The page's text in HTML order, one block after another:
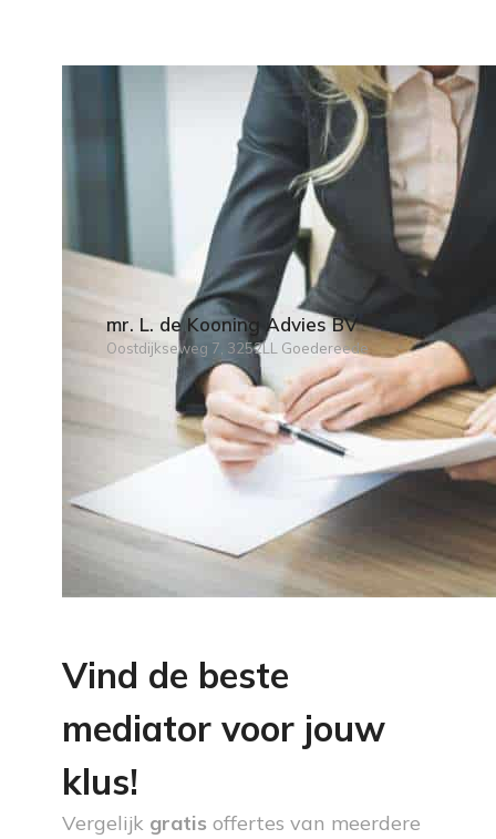
mr. L. de Kooning Advies BV
Oostdijkseweg 7, 3252LL Goedereede
Vind de beste
mediator voor jouw
klus!
Vergelijk gratis offertes van meerdere